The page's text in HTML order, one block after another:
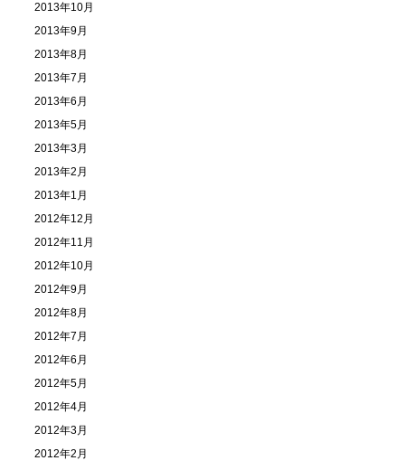
2013年10月
2013年9月
2013年8月
2013年7月
2013年6月
2013年5月
2013年3月
2013年2月
2013年1月
2012年12月
2012年11月
2012年10月
2012年9月
2012年8月
2012年7月
2012年6月
2012年5月
2012年4月
2012年3月
2012年2月